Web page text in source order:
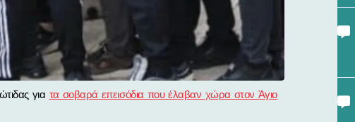
για τα σοβαρά επεισόδια που έλαβαν χώρα στον Άγιο